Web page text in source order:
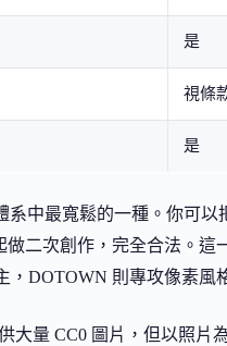
是
視條
是
系中最寬鬆的一種。你可
二次創作，完全合法。這
，DOTOWN 則專攻像素風
大量 CC0 圖片，但以照片